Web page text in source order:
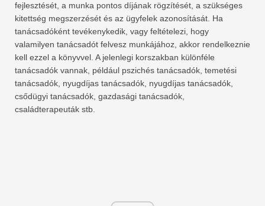
fejlesztését, a munka pontos díjának rögzítését, a szükséges
kitettség megszerzését és az ügyfelek azonosítását. Ha
tanácsadóként tevékenykedik, vagy feltételezi, hogy
valamilyen tanácsadót felvesz munkájához, akkor rendelkeznie
kell ezzel a könyvvel. A jelenlegi korszakban különféle
tanácsadók vannak, például pszichés tanácsadók, temetési
tanácsadók, nyugdíjas tanácsadók, nyugdíjas tanácsadók,
csődügyi tanácsadók, gazdasági tanácsadók,
családterapeuták stb.